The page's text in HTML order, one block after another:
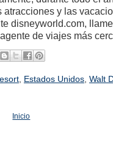
atracciones y las
disneyworld.com,
de viajes más
, Estados Unidos, Walt
Inicio